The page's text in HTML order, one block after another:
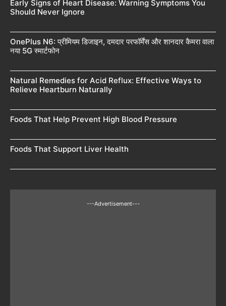
Early Signs of Heart Disease: Warning Symptoms You
Should Never Ignore
OnePlus N6: प्रीमियम डिजाइन, दमदार परफॉर्मेंस और शानदार कैमरा वाला
नया 5G स्मार्टफोन
Natural Remedies for Acid Reflux: Effective Ways to
Relieve Heartburn Naturally
Foods That Help Prevent High Blood Pressure
Foods That Support Liver Health
---Advertisement---